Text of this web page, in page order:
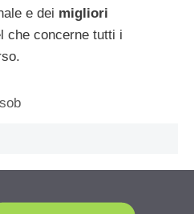
e dei migliori
che concerne tutti i